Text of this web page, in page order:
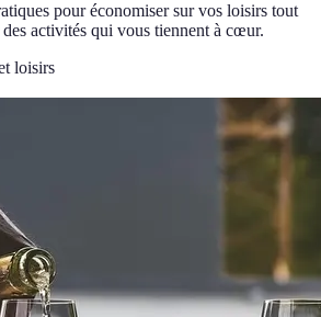
pour économiser sur vos loisirs tout
activités qui vous tiennent à cœur.
loisirs